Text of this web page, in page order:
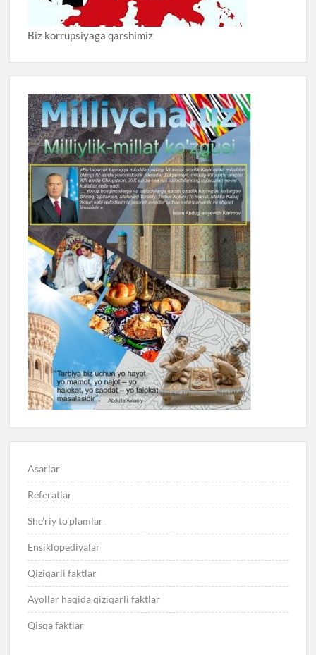
Biz korrupsiyaga qarshimiz
Asarlar
Referatlar
She’riy to’plamlar
Ensiklopediyalar
Qiziqarli faktlar
Ayollar haqida qiziqarli faktlar
Qisqa faktlar